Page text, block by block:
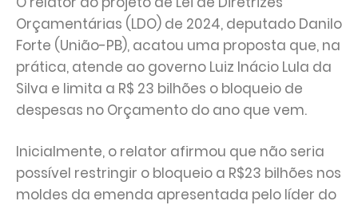
Orçamentárias (LDO) de 2024, deputado Danilo
Forte (União-PB), acatou uma proposta que, na
prática, atende ao governo Luiz Inácio Lula da
Silva e limita a R$ 23 bilhões o bloqueio de
despesas no Orçamento do ano que vem.
Inicialmente, o relator afirmou que não seria
possível restringir o bloqueio a R$23 bilhões nos
moldes da emenda apresentada pelo líder do